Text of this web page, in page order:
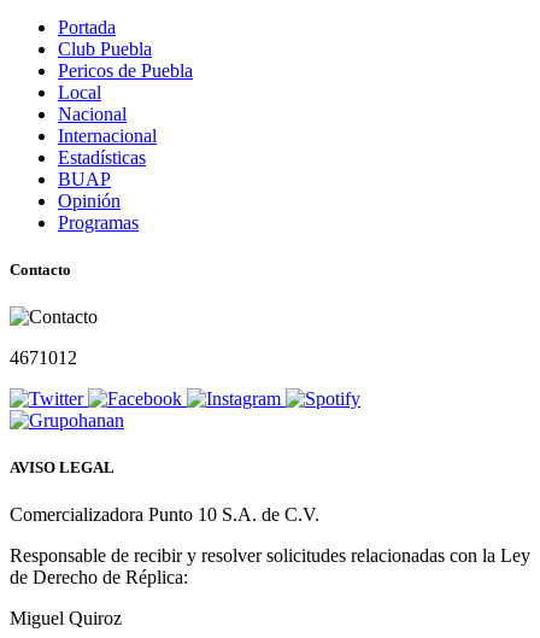
Portada
Club Puebla
Pericos de Puebla
Local
Nacional
Internacional
Estadísticas
BUAP
Opinión
Programas
Contacto
4671012
AVISO LEGAL
Comercializadora Punto 10 S.A. de C.V.
Responsable de recibir y resolver solicitudes relacionadas con la Ley
de Derecho de Réplica:
Miguel Quiroz